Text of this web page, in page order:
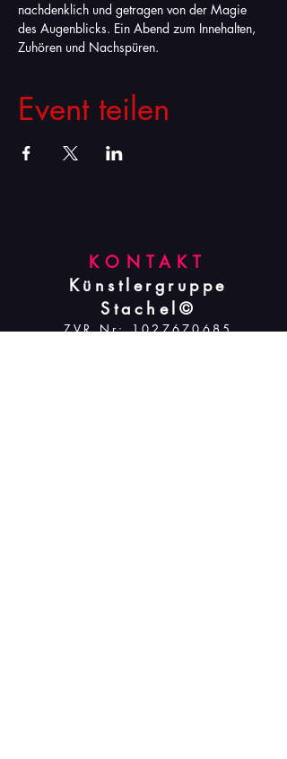
nachdenklich und getragen von der Magie
des Augenblicks. Ein Abend zum Innehalten,
Zuhören und Nachspüren.
Event teilen
KONTAKT
Künstlergruppe
Stachel©
ZVR Nr:1027670685